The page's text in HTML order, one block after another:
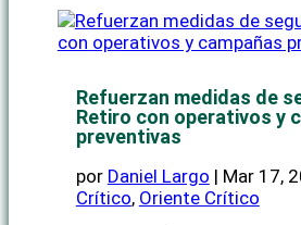
Refuerzan medidas de
Retiro con operativos y
preventivas
por Daniel Largo | Mar 17,
Crítico, Oriente Crítico